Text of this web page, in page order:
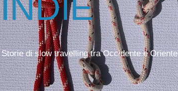
INDIE
Storie di slow travelling tra Occidente e Oriente